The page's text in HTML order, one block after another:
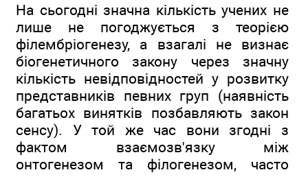
На сьогодні значна кількість учених не
лише не погоджується з теорією
філембріогенезу, а взагалі не визнає
біогенетичного закону через значну
кількість невідповідностей у розвитку
представників певних груп (наявність
багатьох винятків позбавляють закон
сенсу). У той же час вони згодні з
фактом взаємозв'язку між
онтогенезом та філогенезом, часто